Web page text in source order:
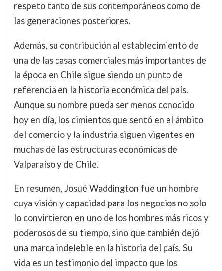
respeto tanto de sus contemporáneos como de
las generaciones posteriores.
Además, su contribución al establecimiento de
una de las casas comerciales más importantes de
la época en Chile sigue siendo un punto de
referencia en la historia económica del país.
Aunque su nombre pueda ser menos conocido
hoy en día, los cimientos que sentó en el ámbito
del comercio y la industria siguen vigentes en
muchas de las estructuras económicas de
Valparaíso y de Chile.
En resumen, Josué Waddington fue un hombre
cuya visión y capacidad para los negocios no solo
lo convirtieron en uno de los hombres más ricos y
poderosos de su tiempo, sino que también dejó
una marca indeleble en la historia del país. Su
vida es un testimonio del impacto que los